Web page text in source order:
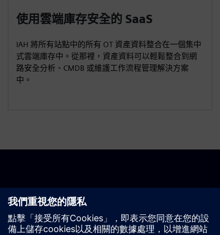
使用雲端庫存安全的 SaaS
IAH 將所有站點中的所有 OT 資產資料整合在一個集中
式雲端庫存中。從那裡，資產資料可以輕鬆整合到網
路安全分析、CMDB 或維護工作流程管理解決方案
中。
開始使用
聯絡我們